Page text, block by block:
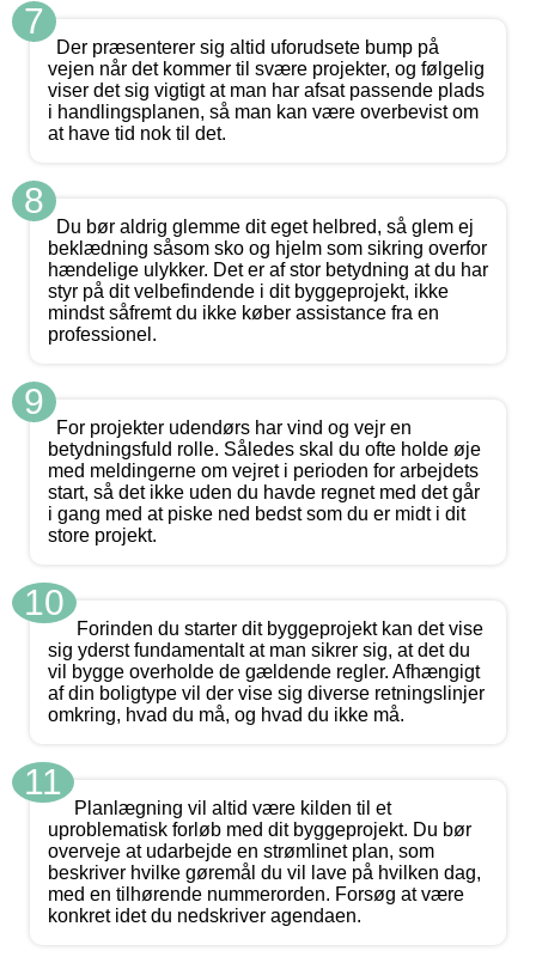
7
Der præsenterer sig altid uforudsete bump på
vejen når det kommer til svære projekter, og følgelig
viser det sig vigtigt at man har afsat passende plads
i handlingsplanen, så man kan være overbevist om
at have tid nok til det.
8
Du bør aldrig glemme dit eget helbred, så glem ej
beklædning såsom sko og hjelm som sikring overfor
hændelige ulykker. Det er af stor betydning at du har
styr på dit velbefindende i dit byggeprojekt, ikke
mindst såfremt du ikke køber assistance fra en
professionel.
9
For projekter udendørs har vind og vejr en
betydningsfuld rolle. Således skal du ofte holde øje
med meldingerne om vejret i perioden for arbejdets
start, så det ikke uden du havde regnet med det går
i gang med at piske ned bedst som du er midt i dit
store projekt.
10
Forinden du starter dit byggeprojekt kan det vise
sig yderst fundamentalt at man sikrer sig, at det du
vil bygge overholde de gældende regler. Afhængigt
af din boligtype vil der vise sig diverse retningslinjer
omkring, hvad du må, og hvad du ikke må.
11
Planlægning vil altid være kilden til et
uproblematisk forløb med dit byggeprojekt. Du bør
overveje at udarbejde en strømlinet plan, som
beskriver hvilke gøremål du vil lave på hvilken dag,
med en tilhørende nummerorden. Forsøg at være
konkret idet du nedskriver agendaen.